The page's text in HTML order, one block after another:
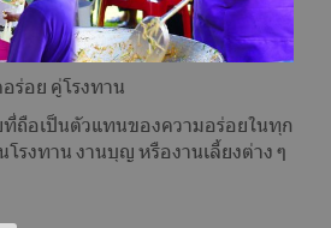
ร่อย คู่โรงทาน
ถือเป็นตัวแทนของความอร่อยในทุก
โรงทาน งานบุญ หรืองานเลี้ยงต่าง ๆ